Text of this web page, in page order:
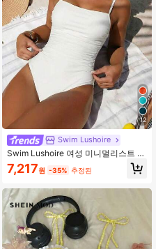
12
Swim Lushoire
Swim Lushoire 여성 미니멀리스트 솔
리드 컬러 러치 1피스 수영복, 봄/여름
휴가에 적합
7,217원 -35% 추정된